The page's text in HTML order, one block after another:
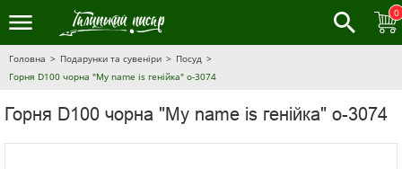
0
Головна Подарунки та сувеніри
Посуд
Горня D100 чорна "My name is генійка" o-3074
Горня D100 чорна "My name is генійка" o-3074